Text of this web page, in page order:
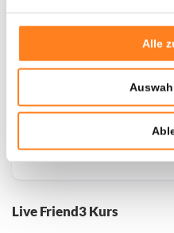
Alle
Live Friend3 Kurs
Door een fout konden er
opgehaald, probeer het